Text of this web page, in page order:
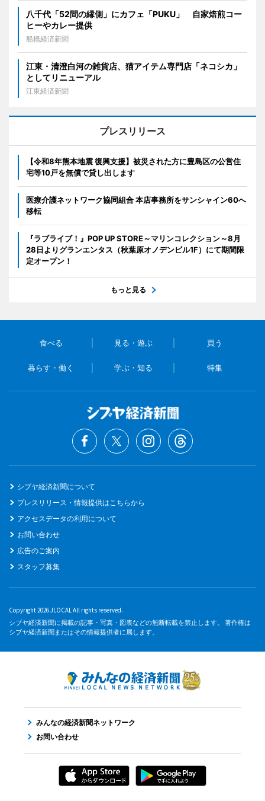
八千代「52間の縁側」にカフェ「PUKU」 自家焙煎コー
ヒーやカレー提供
船橋経済新聞
江東・清澄白河の雑貨店、猫アイテム専門店「ネコシカ」
としてリニューアル
江東経済新聞
プレスリリース
【令和8年熊本地震 復興支援】被災された方に豊島区の公営住
宅等10戸を無償で貸し出します
医療介護ネットワーク協同組合 本店事務所をサンシャイン60へ
移転
『ラブライブ！』POP UP STORE～マリンコレクション～8月
28日よりグランエンタス（秋葉原オノデンビル1F）にて期間限
定オープン！
もっと見る
食べる 見る・遊ぶ 買う
暮らす・働く 学ぶ・知る 特集
シブヤ経済新聞について
プレスリリース・情報提供はこちらから
アクセスデータの利用について
お問い合わせ
広告のご案内
スタッフ募集
Copyright 2026 JLOCAL All rights reserved.
シブヤ経済新聞に掲載の記事・写真・図表などの無断転載を禁止します。 著作権は
シブヤ経済新聞またはその情報提供者に属します。
みんなの経済新聞ネットワーク
お問い合わせ